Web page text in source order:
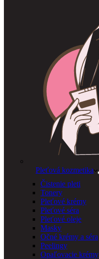
Pleťová kozmetika
Čistenie pleti
Tonery
Pleťové krémy
Pleťové séra
Pleťové oleje
Masky
Očné krémy a séra
Peelingy
Opaľovacie krémy